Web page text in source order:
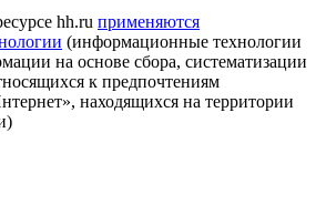
hh.ru применяются
(информационные технологии
на основе сбора, систематизации
к предпочтениям
находящихся на территории